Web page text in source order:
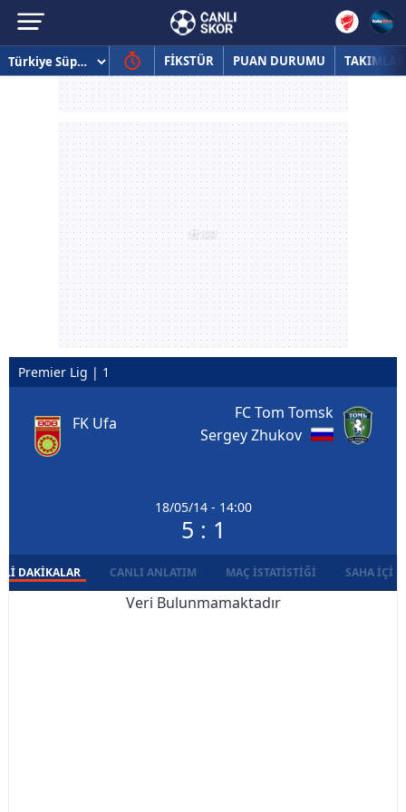
FİKSTÜR PUAN DURUMU TAKIMLAR
Premier Lig | 1
FK Ufa
18/05/14 - 14:00
5 : 1
FC Tom Tomsk
Sergey Zhukov
DAKIKALAR CANLI ANLATIM MAÇ İSTATISTIĞI SAHA İÇI
Veri Bulunmamaktadır